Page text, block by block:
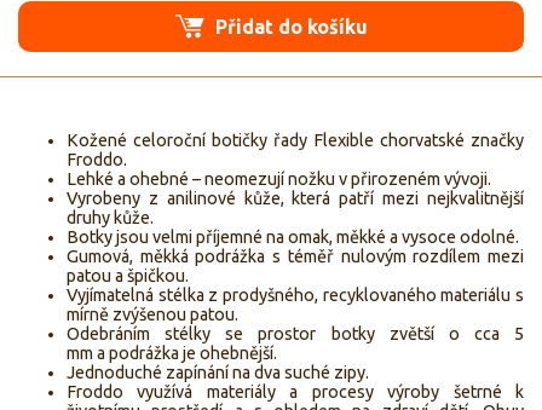
Přidat do košíku
Kožené celoroční botičky řady Flexible chorvatské značky
Froddo.
Lehké a ohebné – neomezují nožku v přirozeném vývoji.
Vyrobeny z anilinové kůže, která patří mezi nejkvalitnější
druhy kůže.
Botky jsou velmi příjemné na omak, měkké a vysoce odolné.
Gumová, měkká podrážka s téměř nulovým rozdílem mezi
patou a špičkou.
Vyjímatelná stélka z prodyšného, recyklovaného materiálu s
mírně zvýšenou patou.
Odebráním stélky se prostor botky zvětší o cca 5
mm a podrážka je ohebnější.
Jednoduché zapínání na dva suché zipy.
Froddo využívá materiály a procesy výroby šetrné k